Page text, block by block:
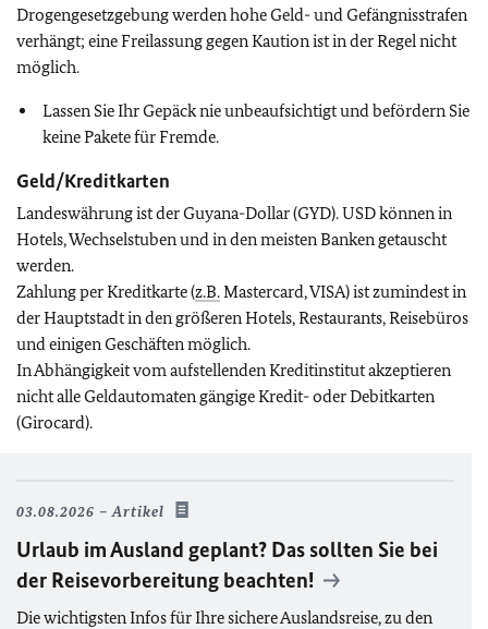
Drogengesetzgebung werden hohe Geld- und Gefängnisstrafen
verhängt; eine Freilassung gegen Kaution ist in der Regel nicht
möglich.
Lassen Sie Ihr Gepäck nie unbeaufsichtigt und befördern Sie
keine Pakete für Fremde.
Geld/Kreditkarten
Landeswährung ist der Guyana-Dollar (GYD). USD können in
Hotels, Wechselstuben und in den meisten Banken getauscht
werden.
Zahlung per Kreditkarte (z.B.Mastercard, VISA) ist zumindest in
der Hauptstadt in den größeren Hotels, Restaurants, Reisebüros
und einigen Geschäften möglich.
In Abhängigkeit vom aufstellenden Kreditinstitut akzeptieren
nicht alle Geldautomaten gängige Kredit- oder Debitkarten
(Girocard).
03.08.2026 Artikel
Urlaub im Ausland geplant? Das sollten Sie bei
der Reisevorbereitung beachten!
Die wichtigsten Infos für Ihre sichere Auslandsreise, zu den